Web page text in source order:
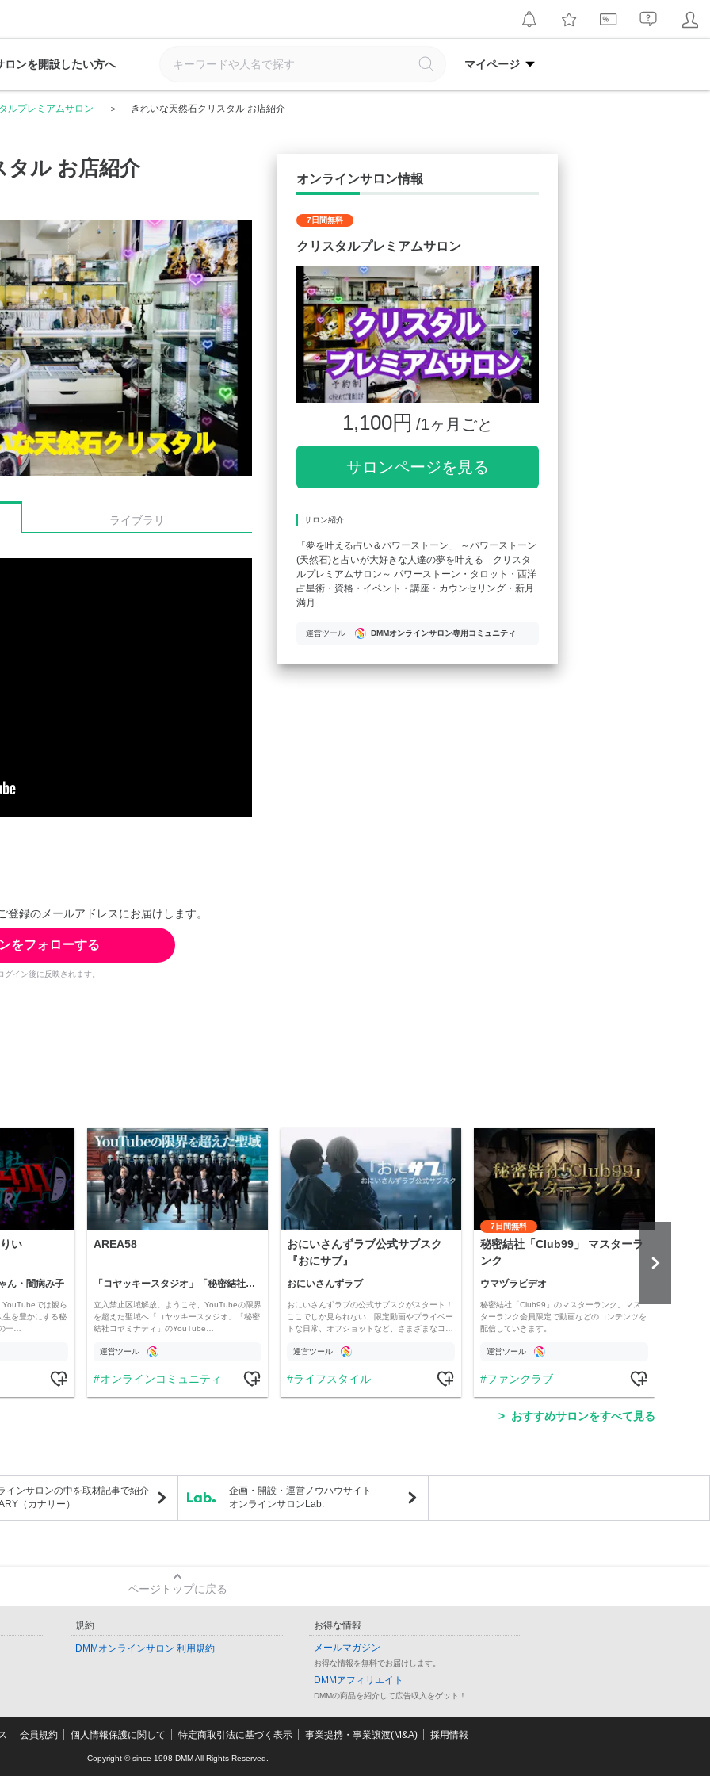
ロンを開設したい方へ マイページ
ルプレミアムサロン きれいな天然石クリスタル お店紹介
タル お店紹介
ライブラリ
録のメールアドレスにお届けします。
をフォローする
イン後に反映されます。
オンラインサロン情報
7日間無料
クリスタルプレミアムサロン
1,100円 /1ヶ月ごと
サロンページを見る
サロン紹介
「夢を叶える占い＆パワーストーン」 ～パワーストーン
(天然石)と占いが大好きな人達の夢を叶える クリスタ
ルプレミアムサロン～ パワーストーン・タロット・西洋
占星術・資格・イベント・講座・カウンセリング・新月
満月
運営ツール DMMオンラインサロン専用コミュニティ
い
ん・闇病み子
YouTubeでは観ら
生を豊かにする秘
一…
AREA58
「コヤッキースタジオ」「秘密結社コヤミナティ」
立入禁止区域解放。ようこそ、YouTubeの限界
を超えた聖域へ「コヤッキースタジオ」「秘密
結社コヤミナティ」のYouTube…
運営ツール
オンラインコミュニティ
おにいさんずラブ公式サブスク
『おにサブ』
おにいさんずラブ
おにいさんずラブの公式サブスクがスタート！
ここでしか見られない、限定動画やプライベー
トな日常、オフショットなど、さまざまなコ…
運営ツール
ライフスタイル
7日間無料
秘密結社「Club99」 マスターラ
ンク
ウマヅラビデオ
秘密結社「Club99」のマスターランク。マス
ターランク会員限定で動画などのコンテンツを
配信していきます。
運営ツール
ファンクラブ
おすすめサロンをすべて見る
インサロンの中を取材記事で紹介
（カナリー）
企画・開設・運営ノウハウサイト
オンラインサロンLab.
ページトップに戻る
規約
DMMオンラインサロン 利用規約
お得な情報
メールマガジン
お得な情報を無料でお届けします。
DMMアフィリエイト
DMMの商品を紹介して広告収入をゲット！
会員規約 個人情報保護に関して 特定商取引法に基づく表示 事業提携・事業譲渡(M&A) 採用情報
Copyright © since 1998 DMM All Rights Reserved.